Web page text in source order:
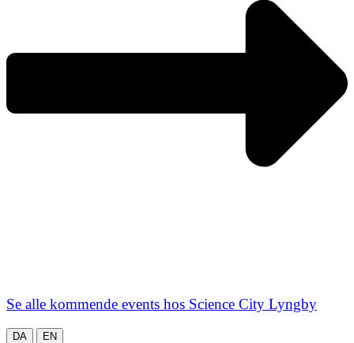
Se alle kommende events hos Science City Lyngby
DA EN